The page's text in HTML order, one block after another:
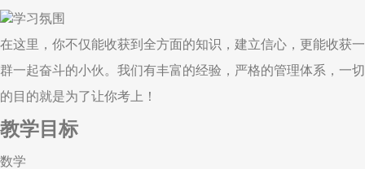
学习氛围
在这里，你不仅能收获到全方面的知识，建立信心，更能收获一
群一起奋斗的小伙。我们有丰富的经验，严格的管理体系，一切
的目的就是为了让你考上！
教学目标
数学